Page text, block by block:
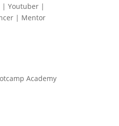
| Youtuber |
| Mentor
Academy